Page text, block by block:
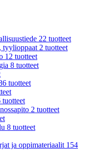
22 tuotteet
tyylioppaat 2 tuotteet
12 tuotteet
8 tuotteet
tuotteet
tuotteet
2 tuotteet
8 tuotteet
ja oppimateriaalit 154